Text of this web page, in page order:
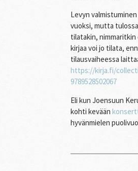
Levyn
vuoksi, mutta
tilatakin, nimmaritkin
kirjaa voi jo tilata,
tilausvaiheessa
https://kirja.fi/
9789528502067
Eli kun Joensuun
kohti kevään
hyvänmielen